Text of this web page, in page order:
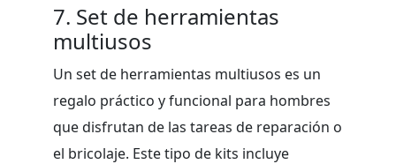
7. Set de herramientas
multiusos
Un set de herramientas multiusos es un
regalo práctico y funcional para hombres
que disfrutan de las tareas de reparación o
el bricolaje. Este tipo de kits incluye